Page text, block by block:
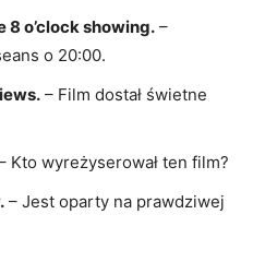
8 o’clock showing. –
o 20:00.
– Film dostał świetne
Kto wyreżyserował ten film?
– Jest oparty na prawdziwej